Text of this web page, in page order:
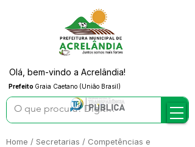
Prefeito Graia Caetano (União Brasil)
Olá, bem-vindo a Acrelândia!
Home / Secretarias / Competências e